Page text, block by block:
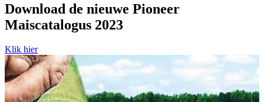
Download de nieuwe Pioneer
Maiscatalogus 2023
Klik hier